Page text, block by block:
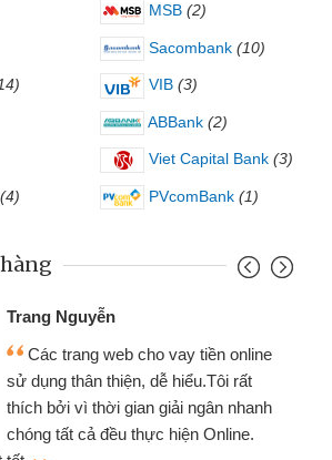
MSB (2)
Sacombank (10)
VIB (3)
ABBank (2)
Viet Capital Bank (3)
(4) PVcomBank (1)
Trang Nguyễn
Các trang web cho vay tiền online
sử dụng thân thiện, dễ hiểu.Tôi rất
thích bởi vì thời gian giải ngân nhanh
chóng tất cả đều thực hiện Online.